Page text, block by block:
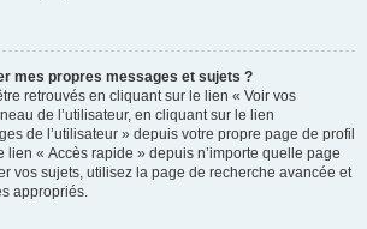
mes propres messages et sujets ?
retrouvés en cliquant sur le lien « Voir vos
de l’utilisateur, en cliquant sur le lien
de l’utilisateur » depuis votre propre page de profil
lien « Accès rapide » depuis n’importe quelle page
vos sujets, utilisez la page de recherche avancée et
appropriés.